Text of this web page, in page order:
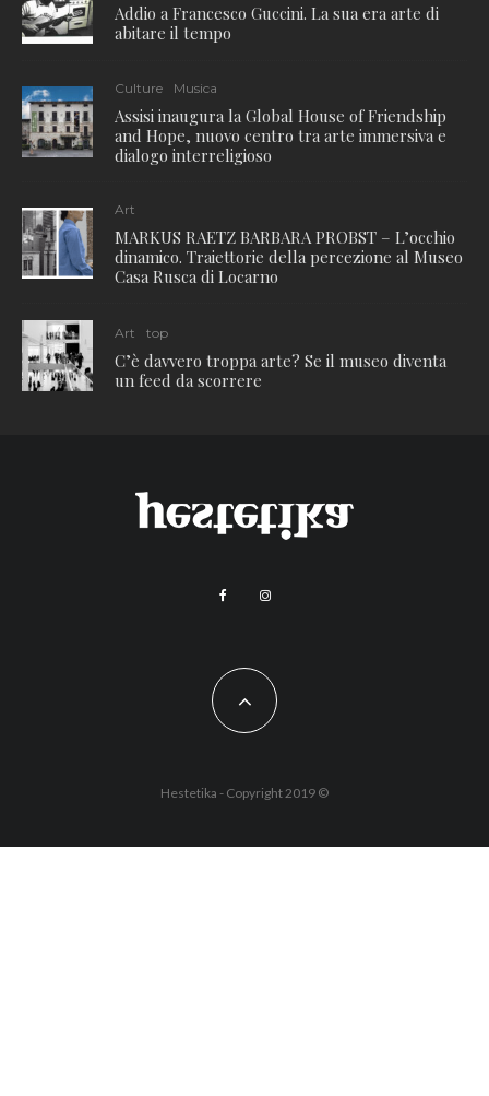
Addio a Francesco Guccini. La sua era arte di
abitare il tempo
Culture Musica
Assisi inaugura la Global House of Friendship
and Hope, nuovo centro tra arte immersiva e
dialogo interreligioso
Art
MARKUS RAETZ BARBARA PROBST – L’occhio
dinamico. Traiettorie della percezione al Museo
Casa Rusca di Locarno
Art top
C’è davvero troppa arte? Se il museo diventa
un feed da scorrere
Hestetika - Copyright 2019 ©